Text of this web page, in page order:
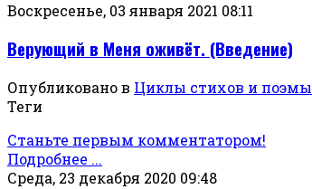
Воскресенье, 03 января 2021 08:11
Верующий в Меня оживёт. (Введение)
Опубликовано в Циклы стихов и поэмы
Теги
Станьте первым комментатором!
Подробнее ...
Среда, 23 декабря 2020 09:48